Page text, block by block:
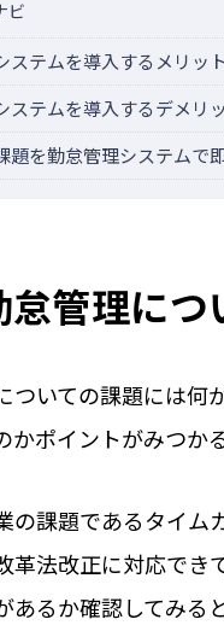
ビ
ステムを導入するメリット
ステムを導入するデメリ
題を勤怠管理システムで
管理につ
ついての課題には何
ポイントがみつか
の課題であるタイ
革法改正に対応でき
あるか確認してみる